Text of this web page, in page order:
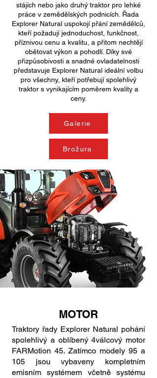
stájích nebo jako druhý traktor pro lehké
práce v zemědělských podnicích. Řada
Explorer Natural uspokojí přání zemědělců,
kteří požadují jednoduchost, funkčnost,
příznivou cenu a kvalitu, a přitom nechtějí
obětovat výkon a pohodlí. Díky své
přizpůsobivosti a snadné ovladatelnosti
představuje Explorer Natural ideální volbu
pro všechny, kteří potřebují spolehlivý
traktor s vynikajícím poměrem kvality a
ceny.
Galerie
Brožura
MOTOR
Traktory řady Explorer Natural pohání
spolehlivý a oblíbený 4válcový motor
FARMotion 45. Zatímco modely 95 a
105 jsou vybaveny kompletním
emisním systémem včetně systému